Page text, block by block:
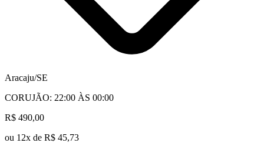
Aracaju/SE
CORUJÃO: 22:00 ÀS 00:00
R$ 490,00
ou 12x de R$ 45,73